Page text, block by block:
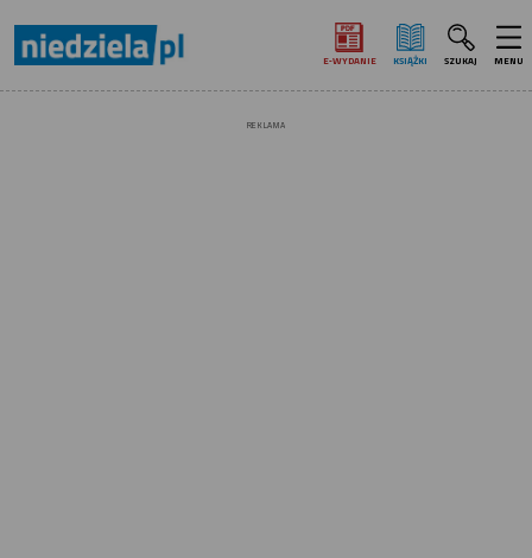
E‑WYDANIE KSIĄŻKI SZUKAJ MENU
REKLAMA